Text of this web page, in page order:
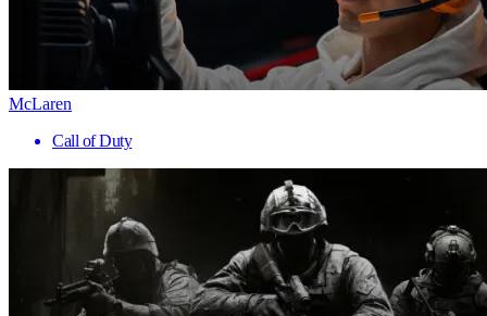
McLaren
Call of Duty